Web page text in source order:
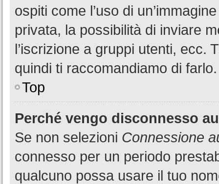
ospiti come l’uso di
privata, la possibilità di inviare
l’iscrizione a gruppi utenti, ecc.
quindi ti raccomandiamo di farlo.
Top
Perché vengo disconnesso
Se non selezioni Connessione
connesso per un periodo
qualcuno possa usare il tuo